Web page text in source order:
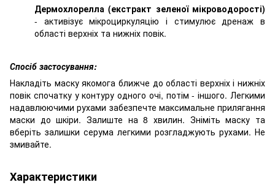
Дермохлорелла (екстракт зеленої мікроводорості)
- активізує мікроциркуляцію і стимулює дренаж в
області верхніх та нижніх повік.
Спосіб застосування:
Накладіть маску якомога ближче до області верхніх і нижніх
повік спочатку у контуру одного очі, потім - іншого. Легкими
надавлюючими рухами забезпечте максимальне прилягання
маски до шкіри. Залиште на 8 хвилин. Зніміть маску та
вберіть залишки серума легкими розгладжують рухами. Не
змивайте.
Характеристики